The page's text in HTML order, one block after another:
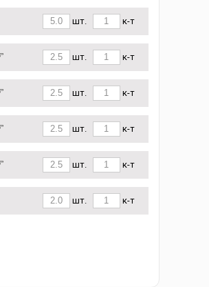
шт. к-т
шт. к-т
шт. к-т
шт. к-т
шт. к-т
шт. к-т